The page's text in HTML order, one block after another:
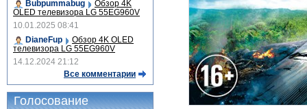
Bubpummabug
Обзор 4K
OLED телевизора LG 55EG960V
10.01.2025 08:41
DianeFup
Обзор 4K OLED
телевизора LG 55EG960V
14.12.2024 21:12
Все комментарии
Голосование